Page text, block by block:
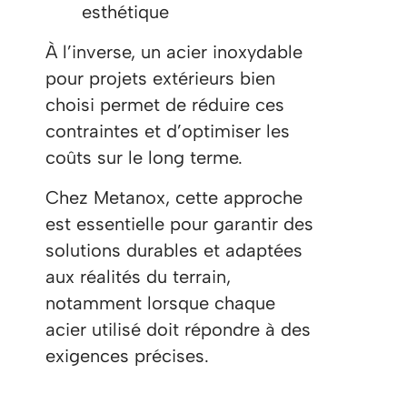
esthétique
À l’inverse, un acier inoxydable
pour projets extérieurs bien
choisi permet de réduire ces
contraintes et d’optimiser les
coûts sur le long terme.
Chez Metanox, cette approche
est essentielle pour garantir des
solutions durables et adaptées
aux réalités du terrain,
notamment lorsque chaque
acier utilisé doit répondre à des
exigences précises.